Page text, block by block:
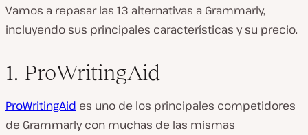
Vamos a repasar las 13 alternativas a Grammarly,
incluyendo sus principales características y su precio.
1. ProWritingAid
ProWritingAid es uno de los principales competidores
de Grammarly con muchas de las mismas